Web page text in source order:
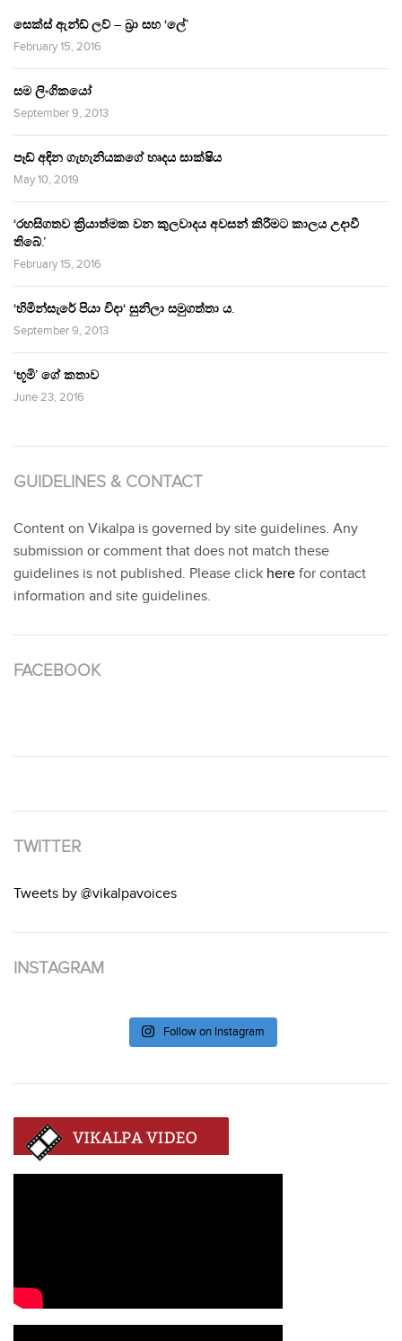
සෙක්ස් ඇන්ඩ් ලව් – බ්‍රා සහ ‘ලේ’
February 15, 2016
සම ලිංගිකයෝ
September 9, 2013
පෑඩ් අඳින ගැහැනියකගේ හෘදය සාක්ෂිය
May 10, 2019
‘රහසිගතව ක්‍රියාත්මක වන කුලවාදය අවසන් කිරීමට කාලය උදාවී
තිබේ.’
February 15, 2016
‘හිමින්සැරේ පියා විදා‘ සුනිලා සමුගත්තා ය.
September 9, 2013
‘භූමි’ ගේ කතාව
June 23, 2016
GUIDELINES & CONTACT
Content on Vikalpa is governed by site guidelines. Any
submission or comment that does not match these
guidelines is not published. Please click here for contact
information and site guidelines.
FACEBOOK
TWITTER
Tweets by @vikalpavoices
INSTAGRAM
Follow on Instagram